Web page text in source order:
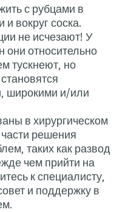
Если вы не сможете
нижнем полюсе груди и
Шрамы после операции
большинства женщин
нежные и со временем
примерно у 15% они
заметными, темными,
Если вы
вмешательстве как к
межличностных
или увольнение.
консультацию,
который предложит
решении этих проблем.